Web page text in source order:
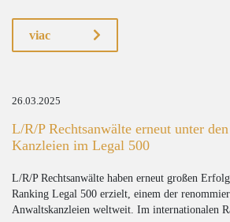
viac
26.03.2025
L/R/P Rechtsanwälte erneut unter
Kanzleien im Legal 500
L/R/P Rechtsanwälte haben erneut großen
Ranking Legal 500 erzielt, einem der
Anwaltskanzleien weltweit. Im internationalen